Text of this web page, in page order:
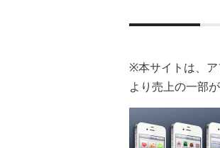
※本サイトは、
より売上の一部